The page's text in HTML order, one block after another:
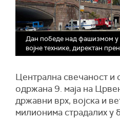
Дан победе над фашизмом у
војне технике, директан
Централна свечаност и
одржана 9. маја на
државни врх, војска и
милионима страдалих у